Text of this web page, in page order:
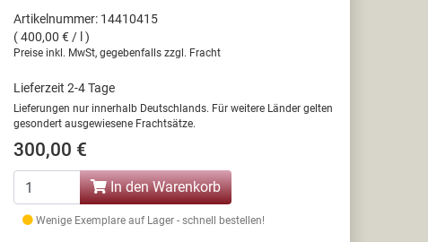
Artikelnummer: 14410415
( 400,00 € / l )
Preise inkl. MwSt, gegebenfalls zzgl. Fracht
Lieferzeit 2-4 Tage
Lieferungen nur innerhalb Deutschlands. Für weitere Länder gelten
gesondert ausgewiesene Frachtsätze.
300,00 €
In den Warenkorb
Wenige Exemplare auf Lager - schnell bestellen!